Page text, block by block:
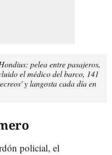
pelea entre pasajeros,
el médico del barco, 141
y langosta cada día en
policial, el